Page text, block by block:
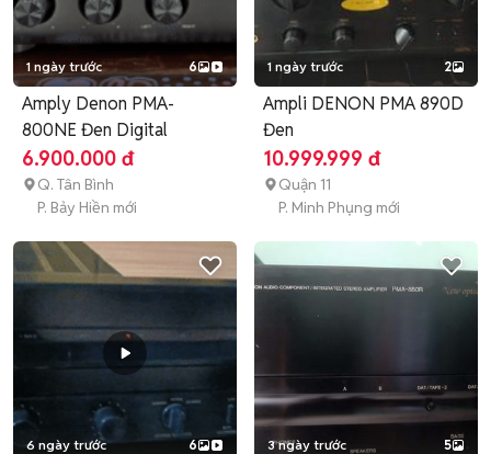
1 ngày trước 6
Amply Denon PMA-
800NE Đen Digital
6.900.000 đ
Q. Tân Bình
P. Bảy Hiền mới
1 ngày trước 2
Ampli DENON PMA 890D
Đen
10.999.999 đ
Quận 11
P. Minh Phụng mới
6 ngày trước 6 3 ngày trước 5